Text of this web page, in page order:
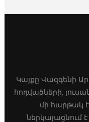
Կայքը Վազգենի
հոդվածների,
մի հարթակ
ներկայացնում